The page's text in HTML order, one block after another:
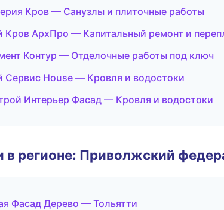
Кров — Санузлы и плиточные работы
АрхПро — Капитальный ремонт и
Контур — Отделочные работы под ключ
House — Кровля и водостоки
Интерьер Фасад — Кровля и водостоки
в регионе: Приволжский
Фасад Дерево — Тольятти